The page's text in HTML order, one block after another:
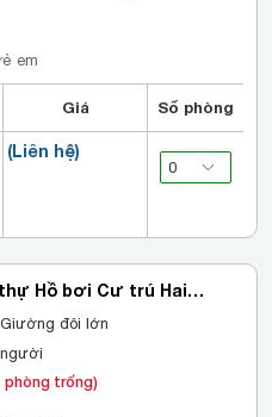
em
Giá Số phòng
(Liên hệ)
Hồ bơi Cư trú Hai
ngủ
đôi lớn
phòng trống)